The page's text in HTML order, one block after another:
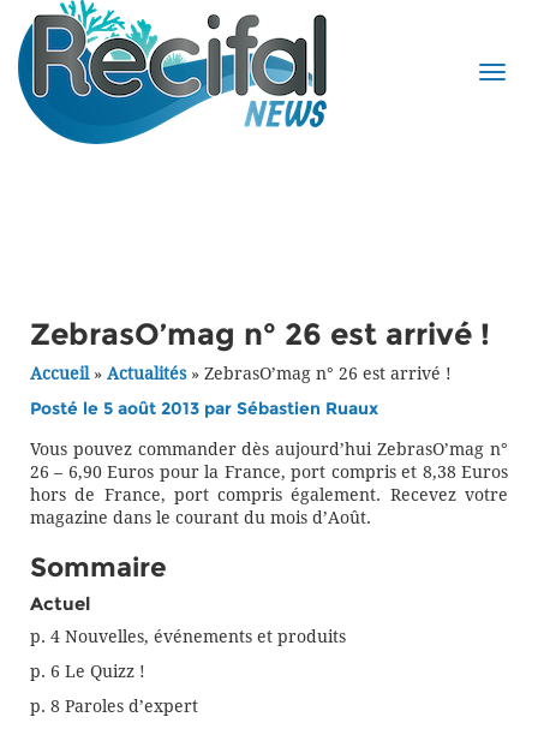
ZebrasO’mag n° 26 est arrivé !
Accueil» Actualités» ZebrasO’mag n° 26 est arrivé !
Posté le 5 août 2013 par Sébastien Ruaux
Vous pouvez commander dès aujourd’hui ZebrasO’mag n°
26 – 6,90 Euros pour la France, port compris et 8,38 Euros
hors de France, port compris également. Recevez votre
magazine dans le courant du mois d’Août.
Sommaire
Actuel
p. 4 Nouvelles, événements et produits
p. 6 Le Quizz !
p. 8 Paroles d’expert